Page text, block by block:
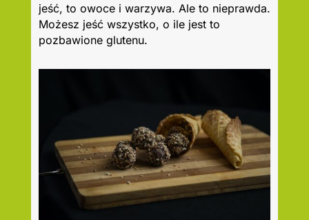
jeść, to owoce i warzywa. Ale to nieprawda.
Możesz jeść wszystko, o ile jest to
pozbawione glutenu.